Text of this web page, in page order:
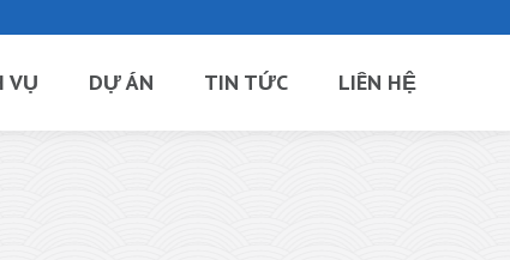
VỤ DỰ ÁN TIN TỨC LIÊN HỆ